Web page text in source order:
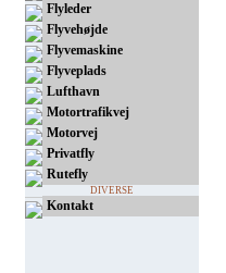
Flyleder
Flyvehøjde
Flyvemaskine
Flyveplads
Lufthavn
Motortrafikvej
Motorvej
Privatfly
Rutefly
DIVERSE
Kontakt